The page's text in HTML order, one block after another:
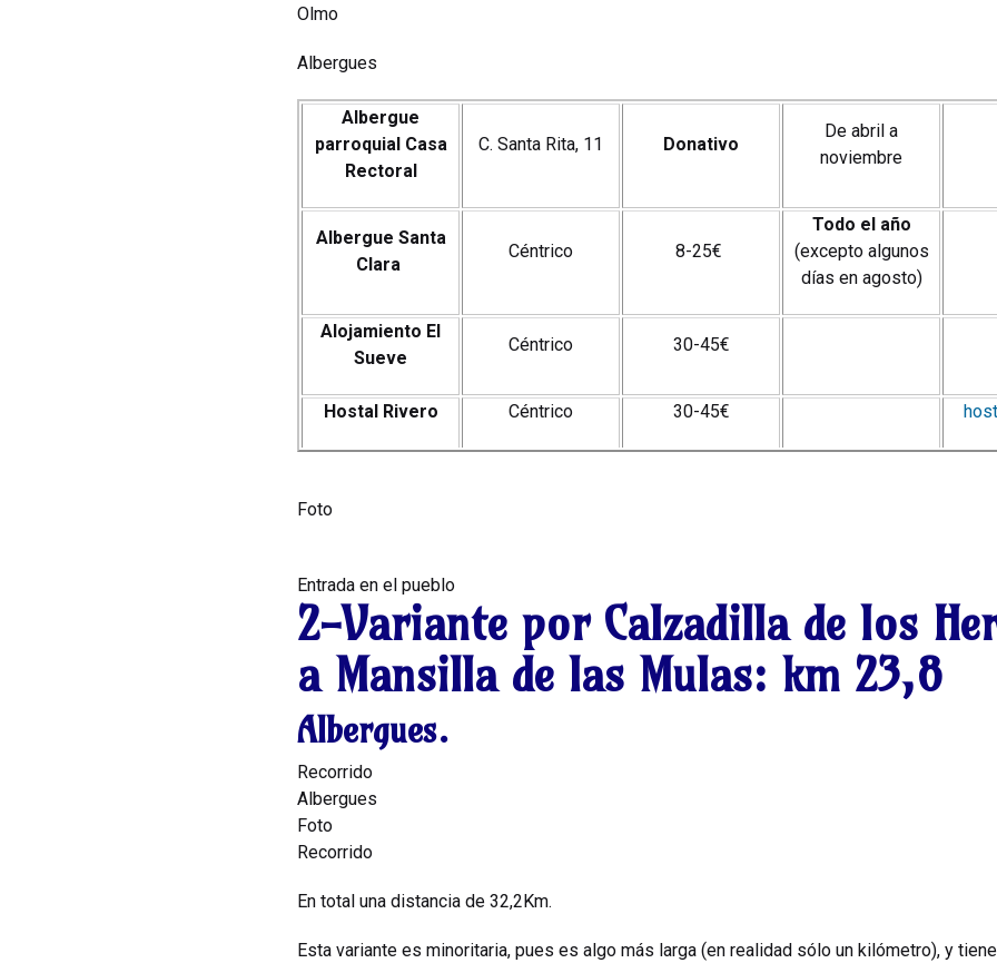
Olmo
Albergues
Albergue
parroquial Casa
Rectoral
C. Santa Rita, 11 Donativo
De abril a
noviembre
Albergue Santa
Clara
Céntrico 8-25€
Todo el año
(excepto algunos
días en agosto)
Alojamiento El
Sueve
Céntrico 30-45€
Hostal Rivero Céntrico 30-45€
Foto
Entrada en el pueblo
2-Variante por Calzadilla de los
a Mansilla de las Mulas:km 23,8
Albergues.
Recorrido
Albergues
Foto
Recorrido
En total una distancia de 32,2Km.
Esta variante es minoritaria, pues es algo más larga (en realidad sólo un kilómetro), y